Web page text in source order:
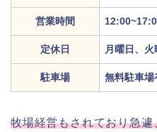
営業時間
定休日 月曜日、火
駐車場 無料駐車場
牧場経営もされており急